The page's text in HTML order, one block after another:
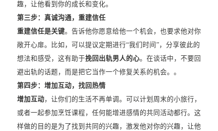
趣，让他看到你的成长和变化。
第三步：真诚沟通，重建信任
重建信任是关键。告诉他你愿意给他一个机会，也要求他对你
敞开心扉。比如，可以提议定期进行“我们时间”，分享彼此的
想法和感受，这有助于挽回出轨男人的心。在谈话中，不要回
避出轨的话题，而是把它当作一个修复关系的机会。。
第四步：增加互动，找回热情
增加互动，让你们的生活不再单调。可以计划周末的小旅行，
或者一起参加烹饪课程，任何能增进感情的共同活动都行。这
样做的目的是为了找到共同的兴趣，激发他对你的兴趣，让他